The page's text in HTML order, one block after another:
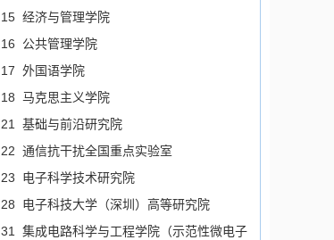
15 经济与管理学院
16 公共管理学院
17 外国语学院
18 马克思主义学院
21 基础与前沿研究院
22 通信抗干扰全国重点实验室
23 电子科学技术研究院
28 电子科技大学（深圳）高等研究院
31 集成电路科学与工程学院（示范性微电子